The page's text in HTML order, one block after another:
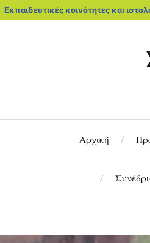
Εκπαιδευτικές κοινότητες και
Αρχική